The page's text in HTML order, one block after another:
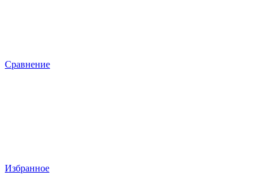
Сравнение
Избранное